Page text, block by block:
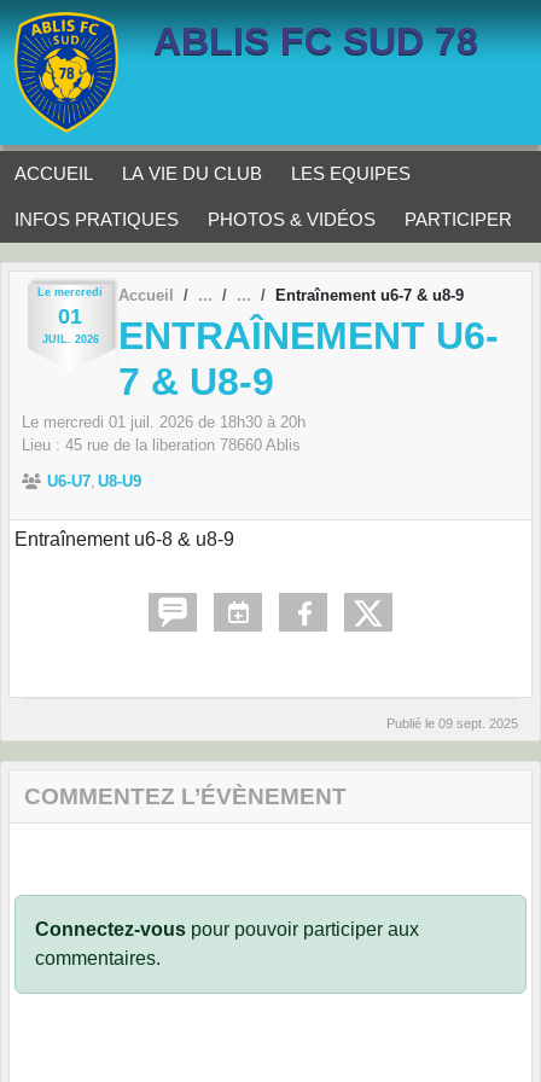
ABLIS FC SUD 78
ACCUEIL LA VIE DU CLUB LES EQUIPES
INFOS PRATIQUES PHOTOS & VIDÉOS PARTICIPER
Le mercredi
01
JUIL. 2026
Accueil Entraînement u6-7 & u8-9
ENTRAÎNEMENT U6-
7 & U8-9
Le mercredi 01 juil. 2026 de 18h30 à 20h
Lieu : 45 rue de la liberation 78660 Ablis
U6-U7 U8-U9
Entraînement u6-8 & u8-9
Publié le 09 sept. 2025
COMMENTEZ L’ÉVÈNEMENT
Connectez-vous pour pouvoir participer aux
commentaires.
Panneau de gestion des cookies